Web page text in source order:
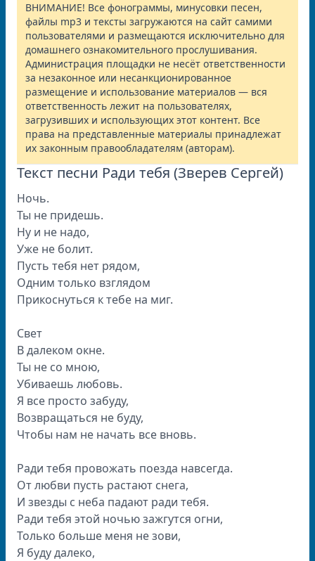
ВНИМАНИЕ! Все фонограммы, минусовки песен,
файлы mp3 и тексты загружаются на сайт самими
пользователями и размещаются исключительно для
домашнего ознакомительного прослушивания.
Администрация площадки не несёт ответственности
за незаконное или несанкционированное
размещение и использование материалов — вся
ответственность лежит на пользователях,
загрузивших и использующих этот контент. Все
права на представленные материалы принадлежат
их законным правообладателям (авторам).
Текст песни Ради тебя (Зверев Cергей)
Ночь.
Ты не придешь.
Ну и не надо,
Уже не болит.
Пусть тебя нет рядом,
Одним только взглядом
Прикоснуться к тебе на миг.
Свет
В далеком окне.
Ты не со мною,
Убиваешь любовь.
Я все просто забуду,
Возвращаться не буду,
Чтобы нам не начать все вновь.
Ради тебя провожать поезда навсегда.
От любви пусть растают снега,
И звезды с неба падают ради тебя.
Ради тебя этой ночью зажгутся огни,
Только больше меня не зови,
Я буду далеко,